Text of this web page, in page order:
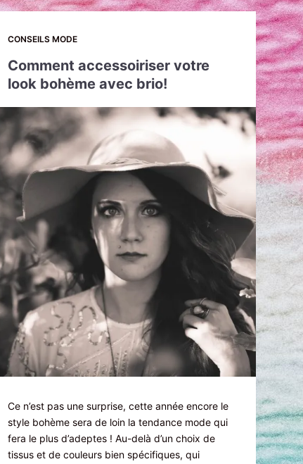
CONSEILS MODE
Comment accessoiriser votre
look bohème avec brio!
Ce n’est pas une surprise, cette année encore le
style bohème sera de loin la tendance mode qui
fera le plus d’adeptes ! Au-delà d’un choix de
tissus et de couleurs bien spécifiques, qui